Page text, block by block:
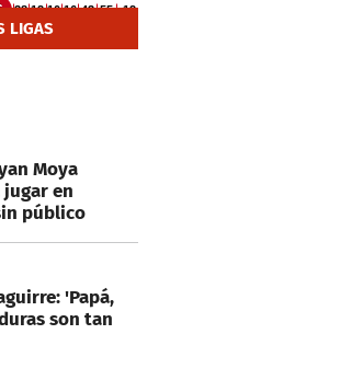
LIGAS
Moya
en
público
'Papá,
son tan